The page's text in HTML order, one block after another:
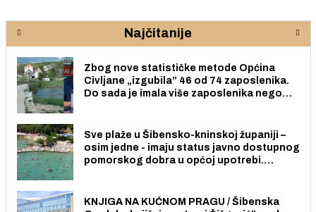
Najčitanije
Zbog nove statističke metode Općina
Civljane „izgubila” 46 od 74 zaposlenika.
Do sada je imala više zaposlenika nego
Sve plaže u Šibensko-kninskoj županiji –
osim jedne - imaju status javno dostupnog
pomorskog dobra u općoj upotrebi.
KNJIGA NA KUĆNOM PRAGU / Šibenska